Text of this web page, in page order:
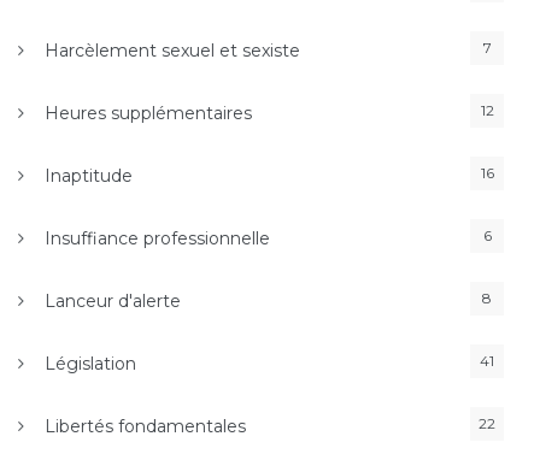
Harcèlement sexuel et sexiste 7
Heures supplémentaires 12
Inaptitude 16
Insuffiance professionnelle 6
Lanceur d'alerte 8
Législation 41
Libertés fondamentales 22